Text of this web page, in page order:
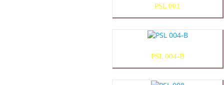
PSL 001
PSL 004-B